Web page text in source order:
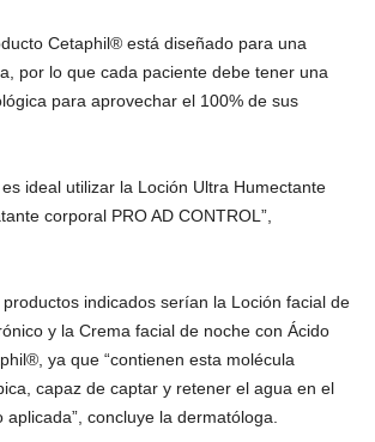
Cetaphil® está diseñado para una
por lo que cada paciente debe tener una
para aprovechar el 100% de sus
ideal utilizar la Loción Ultra Humectante
corporal PRO AD CONTROL”,
indicados serían la Loción facial de
y la Crema facial de noche con Ácido
ya que “contienen esta molécula
capaz de captar y retener el agua en el
concluye la dermatóloga.